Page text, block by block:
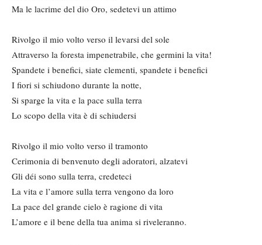
Ma le lacrime del dio Oro, sedetevi un attimo
Rivolgo il mio volto verso il levarsi del sole
Attraverso la foresta impenetrabile, che germini la vita!
Spandete i benefici, siate clementi, spandete i benefici
I fiori si schiudono durante la notte,
Si sparge la vita e la pace sulla terra
Lo scopo della vita è di schiudersi
Rivolgo il mio volto verso il tramonto
Cerimonia di benvenuto degli adoratori, alzatevi
Gli déi sono sulla terra, credeteci
La vita e l’amore sulla terra vengono da loro
La pace del grande cielo è ragione di vita
L’amore e il bene della tua anima si riveleranno.